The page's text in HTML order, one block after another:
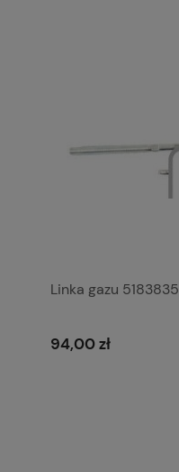
Linka gazu 5183835
94,00 zł